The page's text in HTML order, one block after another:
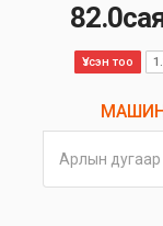
Үзсэн тоо
Арлын дугаар